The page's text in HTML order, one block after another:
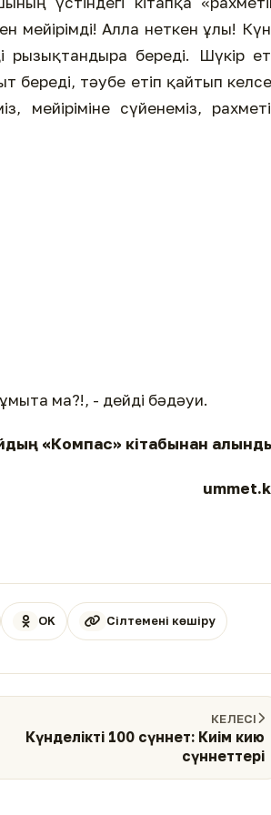
мейірімді! Алла неткен ұлы!
рызықтандыра береді. Шүкір
береді, тәубе етіп қайтып
мейіріміне сүйенеміз,
ма?!, - дейді бәдәуи.
«Компас» кітабынан
OK Сілтемені көшіру
КЕЛЕСІ
Күнделікті 100 сүннет: Киім кию
сүннеттері